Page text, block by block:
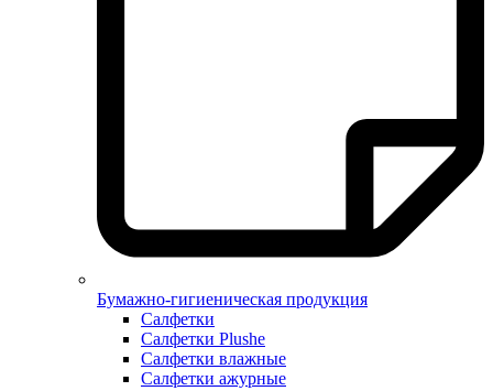
Бумажно-гигиеническая продукция
Салфетки
Салфетки Plushe
Салфетки влажные
Салфетки ажурные